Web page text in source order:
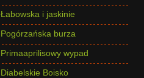
Łabowska i jaskinie
Pogórzańska burza
Primaaprilisowy wypad
Diabelskie Boisko